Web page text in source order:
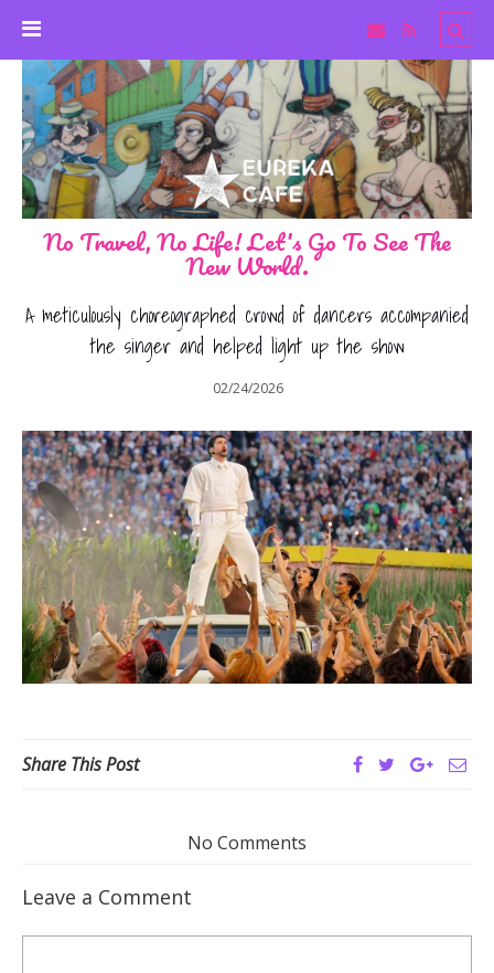
No Travel, No Life! Let's Go To See The
New World.
A meticulously choreographed crowd of dancers accompanied
the singer and helped light up the show
02/24/2026
Share This Post
No Comments
Leave a Comment